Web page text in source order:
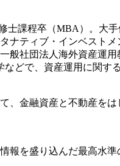
士課程卒（MBA）。大
ナティブ・インベスト
般社団法人海外資産運
どで、資産運用に関す
、金融資産と不動産を
報を盛り込んだ最高水